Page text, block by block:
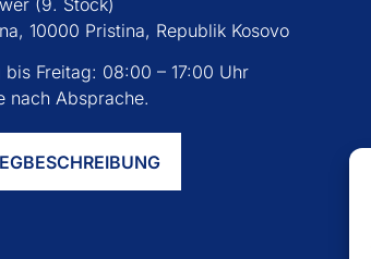
10000 Pristina, Republik Kosovo
bis Freitag: 08:00 – 17:00 Uhr
nach Absprache.